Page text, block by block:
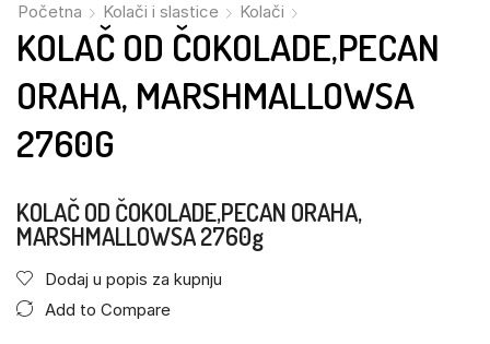
Početna Kolači i slastice Kolači
KOLAČ OD ČOKOLADE,PECAN
ORAHA, MARSHMALLOWSA
2760G
KOLAČ OD ČOKOLADE,PECAN ORAHA,
MARSHMALLOWSA 2760g
Dodaj u popis za kupnju
Add to Compare